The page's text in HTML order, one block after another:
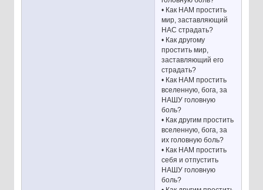
• Как НАМ простить
мир, заставляющий
НАС страдать?
• Как другому
простить мир,
заставляющий его
страдать?
• Как НАМ простить
вселенную, бога, за
НАШУ головную
боль?
• Как другим простить
вселенную, бога, за
их головную боль?
• Как НАМ простить
себя и отпустить
НАШУ головную
боль?